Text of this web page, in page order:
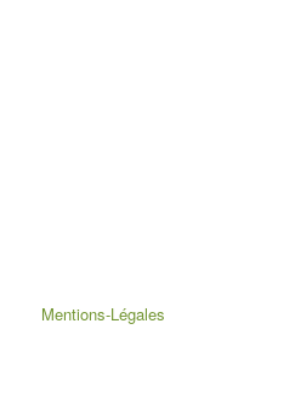
Mentions-Légales